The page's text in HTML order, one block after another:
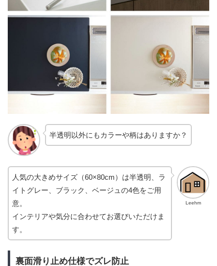
半透明以外にもカラーや柄はありますか？
Leehm
人気の大きめサイズ（60×80cm）は半透明、ラ
イトグレー、ブラック、ベージュの4色をご用
意。
インテリアや気分に合わせてお選びいただけま
す。
裏面滑り止め仕様でズレ防止